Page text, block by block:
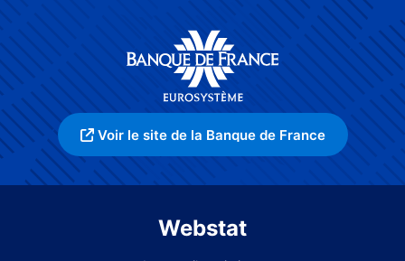
Voir le site de la Banque de France
Webstat